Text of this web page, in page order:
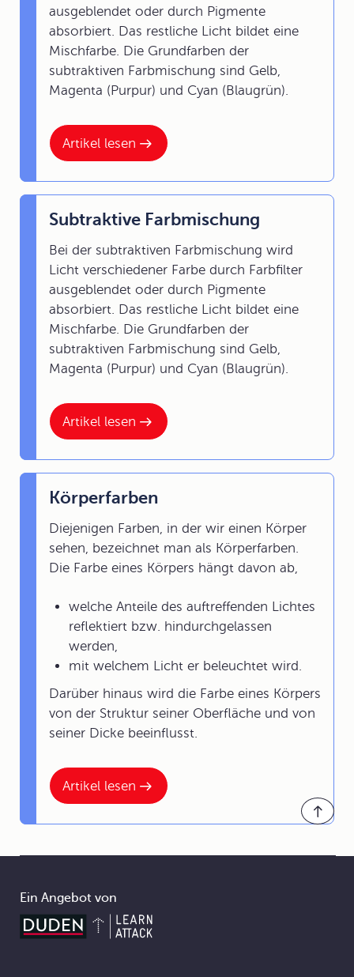
Artikel lesen
ausgeblendet oder durch Pigmente
absorbiert. Das restliche Licht bildet eine
Mischfarbe. Die Grundfarben der
subtraktiven Farbmischung sind Gelb,
Magenta (Purpur) und Cyan (Blaugrün).
Artikel lesen
Subtraktive Farbmischung
Bei der subtraktiven Farbmischung wird
Licht verschiedener Farbe durch Farbfilter
ausgeblendet oder durch Pigmente
absorbiert. Das restliche Licht bildet eine
Mischfarbe. Die Grundfarben der
subtraktiven Farbmischung sind Gelb,
Magenta (Purpur) und Cyan (Blaugrün).
Artikel lesen
Körperfarben
Diejenigen Farben, in der wir einen Körper
sehen, bezeichnet man als Körperfarben.
Die Farbe eines Körpers hängt davon ab,
welche Anteile des auftreffenden Lichtes
reflektiert bzw. hindurchgelassen
werden,
mit welchem Licht er beleuchtet wird.
Darüber hinaus wird die Farbe eines Körpers
von der Struktur seiner Oberfläche und von
seiner Dicke beeinflusst.
Ein Angebot von